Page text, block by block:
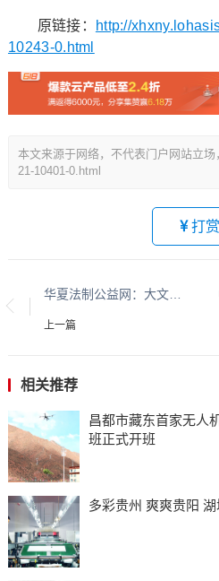
原链接：
http://
10243-0.html
本文来源于网络，不代表门户网站立
21-10401-0.html
打赏
华夏法制公益网：大文化系列报道：贵州酱香酒文化系列报道之二
上一篇
相关推荐
昌都市藏东首家无人
班正式开班
多彩贵州 爽爽贵阳